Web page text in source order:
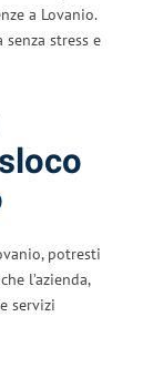
a Lovanio.
senza stress e
potresti
l’azienda,
servizi